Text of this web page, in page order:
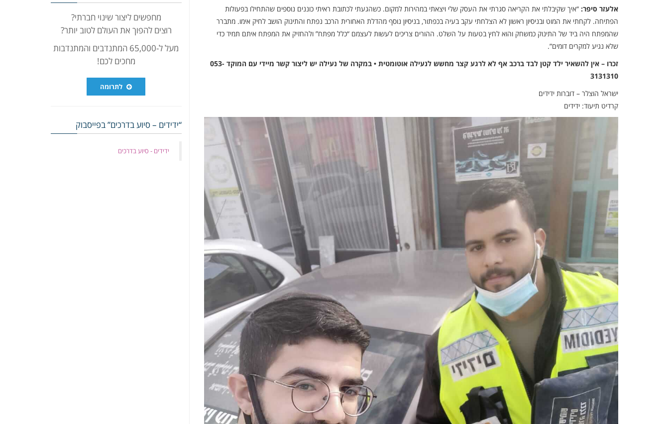
אלעזר סיפר: “איך שקיבלתי את הקריאה סגרתי את העסק שלי ויצאתי במהירות למקום. כשהגעתי לכתובת ראיתי כוננים נוספים שהתחילו בפעולות
הפתיחה. לקחתי את המוט ובניסיון ראשון לא הצלחתי עקב בעיה בכפתור, בניסיון נוסף מהדלת האחורית הרכב נפתח והתינוק הושב לחיק אימו. מתברר
שהמפתח היה ביד של התינוק כמשחק והוא לחץ בטעות על השלט. ההורים צריכים לעשות לעצמם “כלל מפתח” ולהחזיק את המפתח איתם תמיד כדי
שלא נגיע למקרים דומים”.
זכרו – אין להשאיר ילד קטן לבד ברכב אף לא לרגע קצר מחשש לנעילה אוטומטית • במקרה של נעילה יש ליצור קשר מיידי עם המוקד 053-
3131310
ישראל הוצלר – דוברות ידידים
קרדיט תיעוד: ידידים
מחפשים ליצור שינוי חברתי?
רוצים להפוך את העולם לטוב יותר?
מעל ל-65,000 המתנדבים והמתנדבות
מחכים לכם!
לתרומה
“ידידים – סיוע בדרכים” בפייסבוק
‏ידידים - סיוע בדרכים